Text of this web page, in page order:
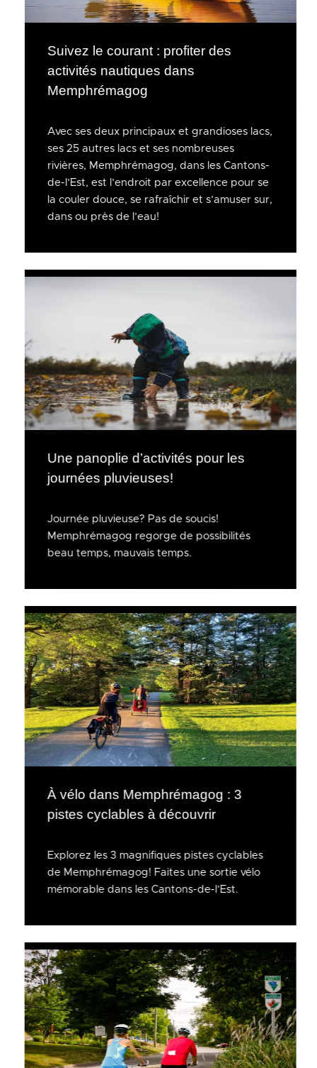
Suivez le courant : profiter des
activités nautiques dans
Memphrémagog
Avec ses deux principaux et grandioses lacs,
ses 25 autres lacs et ses nombreuses
rivières, Memphrémagog, dans les Cantons-
de-l’Est, est l’endroit par excellence pour se
la couler douce, se rafraîchir et s’amuser sur,
dans ou près de l’eau!
Une panoplie d’activités pour les
journées pluvieuses!
Journée pluvieuse? Pas de soucis!
Memphrémagog regorge de possibilités
beau temps, mauvais temps.
À vélo dans Memphrémagog : 3
pistes cyclables à découvrir
Explorez les 3 magnifiques pistes cyclables
de Memphrémagog! Faites une sortie vélo
mémorable dans les Cantons-de-l’Est.